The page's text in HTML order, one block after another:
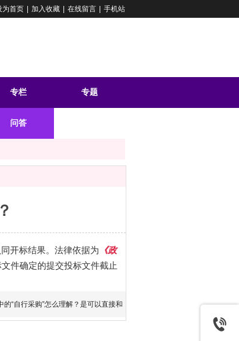
为首页 加入收藏 在线留言 手机站
专栏 专题
问答
开标结果。法律依据为 《政
件确定的提交投标文件截止
的“自行采购”怎么理解？是可以直接和